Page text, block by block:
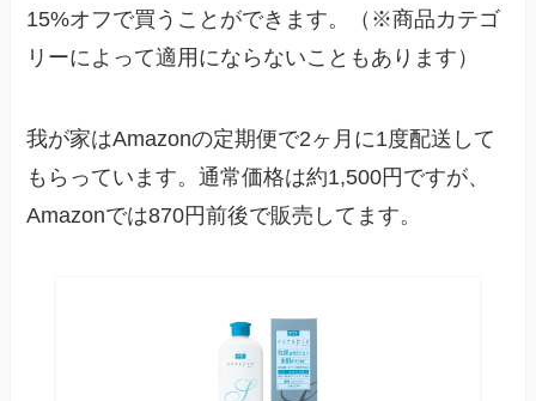
15%オフで買うことができます。（※商品カテゴ
リーによって適用にならないこともあります）
我が家はAmazonの定期便で2ヶ月に1度配送して
もらっています。通常価格は約1,500円ですが、
Amazonでは870円前後で販売してます。